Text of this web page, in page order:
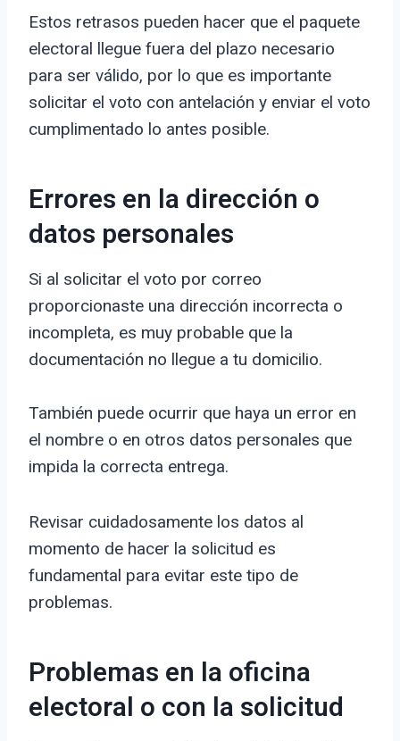
Estos retrasos pueden hacer que el paquete
electoral llegue fuera del plazo necesario
para ser válido, por lo que es importante
solicitar el voto con antelación y enviar el voto
cumplimentado lo antes posible.
Errores en la dirección o
datos personales
Si al solicitar el voto por correo
proporcionaste una dirección incorrecta o
incompleta, es muy probable que la
documentación no llegue a tu domicilio.
También puede ocurrir que haya un error en
el nombre o en otros datos personales que
impida la correcta entrega.
Revisar cuidadosamente los datos al
momento de hacer la solicitud es
fundamental para evitar este tipo de
problemas.
Problemas en la oficina
electoral o con la solicitud